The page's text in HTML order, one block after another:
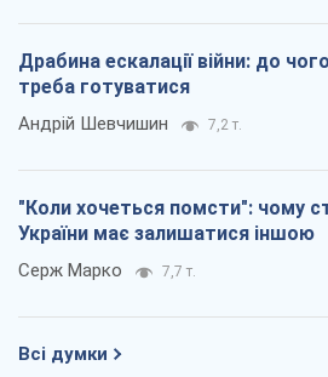
Драбина ескалації війни: до
треба готуватися
Андрій Шевчишин 7,2 т.
"Коли хочеться помсти": чому
України має залишатися іншою
Серж Марко 7,7 т.
Всі думки